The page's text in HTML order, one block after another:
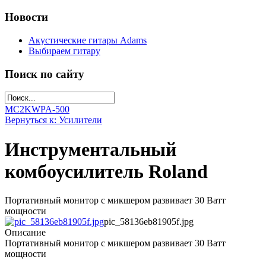
Новости
Акустические гитары Adams
Выбираем гитару
Поиск по сайту
MC2KWPA-500
Вернуться к: Усилители
Инструментальный
комбоусилитель Roland
Портативный монитор с микшером развивает 30 Ватт
мощности
pic_58136eb81905f.jpg
Описание
Портативный монитор с микшером развивает 30 Ватт
мощности